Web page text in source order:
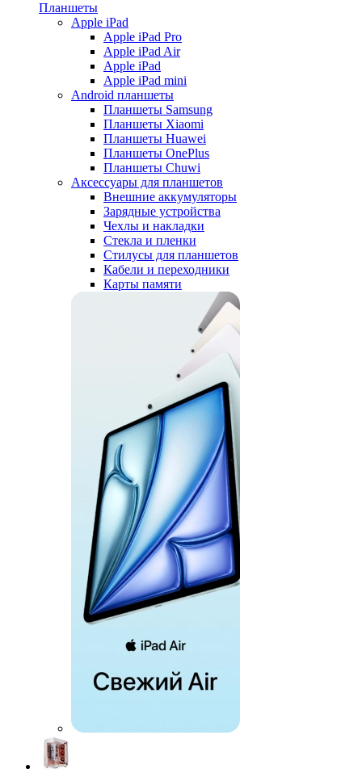
Планшеты
Apple iPad
Apple iPad Pro
Apple iPad Air
Apple iPad
Apple iPad mini
Android планшеты
Планшеты Samsung
Планшеты Xiaomi
Планшеты Huawei
Планшеты OnePlus
Планшеты Chuwi
Аксессуары для планшетов
Внешние аккумуляторы
Зарядные устройства
Чехлы и накладки
Стекла и пленки
Стилусы для планшетов
Кабели и переходники
Карты памяти